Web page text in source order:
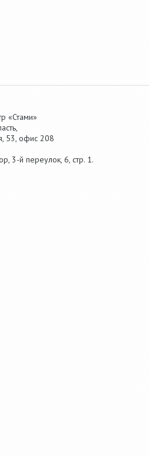
«Стами»
,
53, офис 208
3-й переулок, 6, стр. 1.